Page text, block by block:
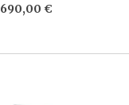
690,00 €